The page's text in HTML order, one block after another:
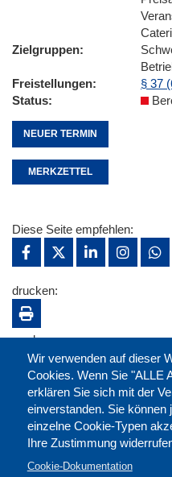
Zielgruppen
Freistellungen
§ 37
Status
NEUER TERMIN
MERKZETTEL
Wir verwenden auf dieser
Cookies. Wenn Sie "ALLE
erklären Sie sich mit der
einverstanden. Sie können
einzelne Cookie-Typen
Ihre Zustimmung
Cookie-Dokumentation
Diese Seite empfehlen:
drucken:
merken: